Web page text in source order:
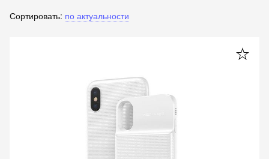
Сортировать: по актуальности